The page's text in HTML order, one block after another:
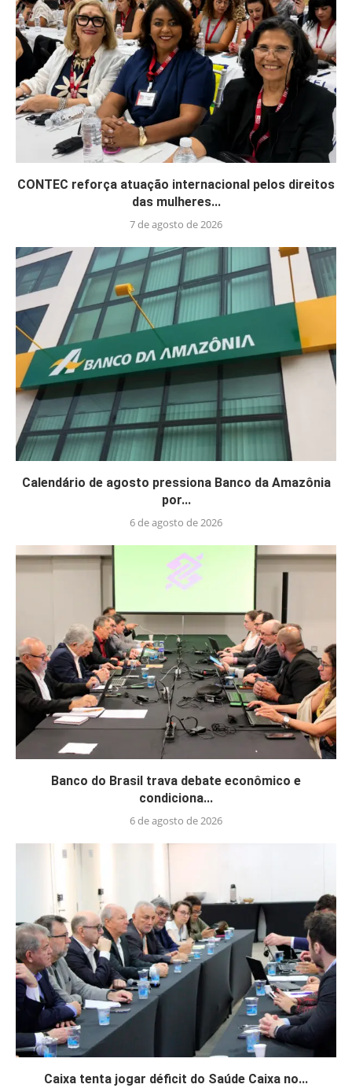
CONTEC reforça atuação internacional pelos direitos
das mulheres...
7 de agosto de 2026
Calendário de agosto pressiona Banco da Amazônia
por...
6 de agosto de 2026
Banco do Brasil trava debate econômico e
condiciona...
6 de agosto de 2026
Caixa tenta jogar déficit do Saúde Caixa no...